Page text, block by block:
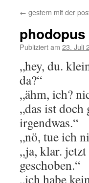
← gestern mit der
Publiziert am 23. Juli
„hey, du.
da?“
„ähm, ich?
„das ist
irgendwas.“
„nö, tue ich
„ja, klar.
geschoben.“
„ich habe